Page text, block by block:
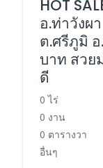
HOT
อ.ท่าวังผ
ต.ศรีภูมิ
บาท สวย
ดี
0 ไร่
0 งาน
0 ตารางวา
อื่นๆ